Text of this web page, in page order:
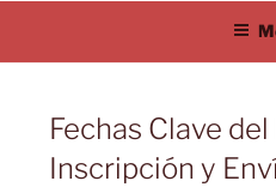
contenido
Fechas Clave
Inscripción y